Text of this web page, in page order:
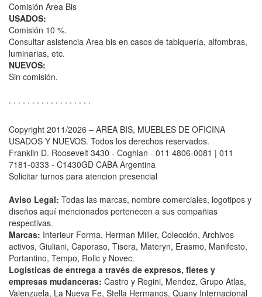
Comisión Area Bis
USADOS:
Comisión 10 %.
Consultar asistencia Area bis en casos de tabiquería, alfombras,
luminarias, etc.
NUEVOS:
Sin comisión.
. . . . . . . . . . . . . . . . . .
Copyright 2011/2026 – AREA BIS, MUEBLES DE OFICINA
USADOS Y NUEVOS. Todos los derechos reservados.
Franklin D. Roosevelt 3430 - Coghlan - 011 4806-0081 | 011
7181-0333 - C1430GD CABA Argentina
Solicitar turnos para atencion presencial
Aviso Legal: Todas las marcas, nombre comerciales, logotipos y
diseños aquí mencionados pertenecen a sus compañias
respectivas.
Marcas: Interieur Forma, Herman Miller, Colección, Archivos
activos, Giuliani, Caporaso, Tisera, Materyn, Erasmo, Manifesto,
Portantino, Tempo, Rolic y Novec.
Logísticas de entrega a través de expresos, fletes y
empresas mudanceras: Castro y Regini, Mendez, Grupo Atlas,
Valenzuela, La Nueva Fe, Stella Hermanos, Quany Internacional